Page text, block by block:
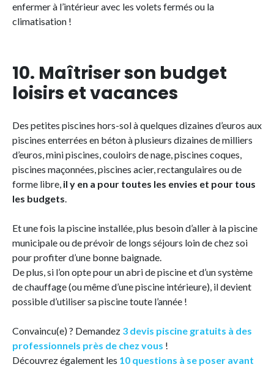
enfermer à l’intérieur avec les volets fermés ou la
climatisation !
10. Maîtriser son budget
loisirs et vacances
Des petites piscines hors-sol à quelques dizaines d’euros aux
piscines enterrées en béton à plusieurs dizaines de milliers
d’euros, mini piscines, couloirs de nage, piscines coques,
piscines maçonnées, piscines acier, rectangulaires ou de
forme libre, il y en a pour toutes les envies et pour tous
les budgets.
Et une fois la piscine installée, plus besoin d’aller à la piscine
municipale ou de prévoir de longs séjours loin de chez soi
pour profiter d’une bonne baignade.
De plus, si l’on opte pour un abri de piscine et d’un système
de chauffage (ou même d’une piscine intérieure), il devient
possible d’utiliser sa piscine toute l’année !
Convaincu(e) ? Demandez 3 devis piscine gratuits à des
professionnels près de chez vous !
Découvrez également les 10 questions à se poser avant